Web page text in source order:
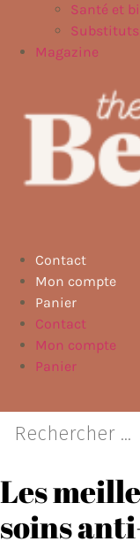
Santé et
Substituts
Magazine
Contact
Mon compte
Panier
Contact
Mon compte
Panier
Les
soins